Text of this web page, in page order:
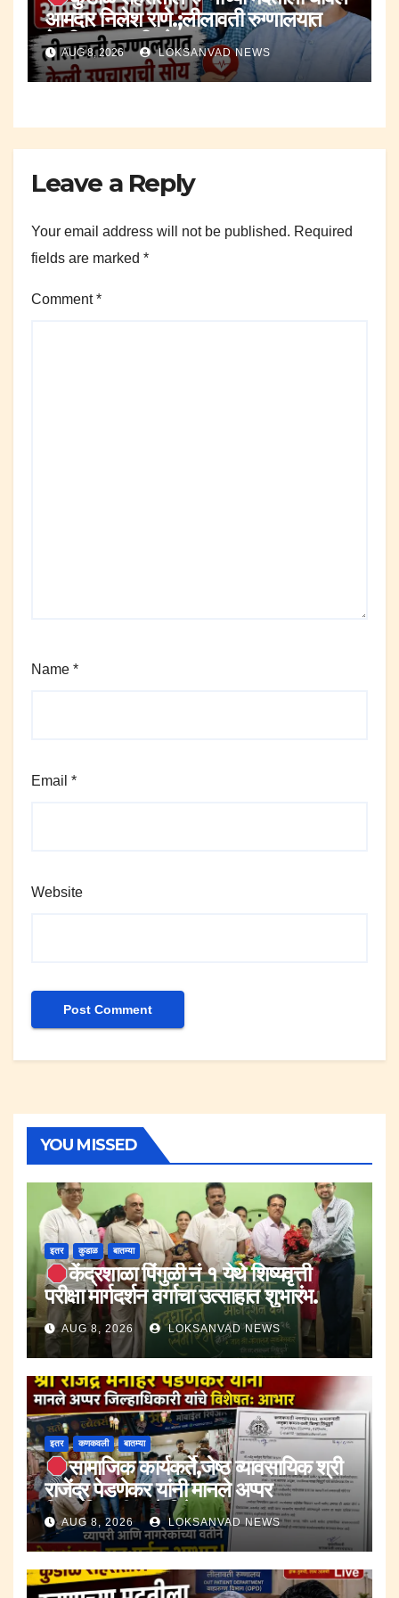
आमदार निलेश राणे.;लीलावती रुग्णालयात
केली उपचाराची सोय.
AUG 8, 2026 LOKSANVAD NEWS
Leave a Reply
Your email address will not be published. Required
fields are marked *
Comment*
Name *
Email *
Website
YOU MISSED
इतर कुडाळ बातम्या
केंद्रशाळा पिंगुळी नं १ येथे शिष्यवृत्ती
परीक्षा मार्गदर्शन वर्गाचा उत्साहात शुभारंभ.
AUG 8, 2026 LOKSANVAD NEWS
इतर कणकवली बातम्या
सामाजिक कार्यकर्ते,जेष्ठ व्यावसायिक श्री
राजेंद्र पेडणेकर यांनी मानले अप्पर
जिल्हाधिकारी यांचे विषेशतः आभार.
AUG 8, 2026 LOKSANVAD NEWS